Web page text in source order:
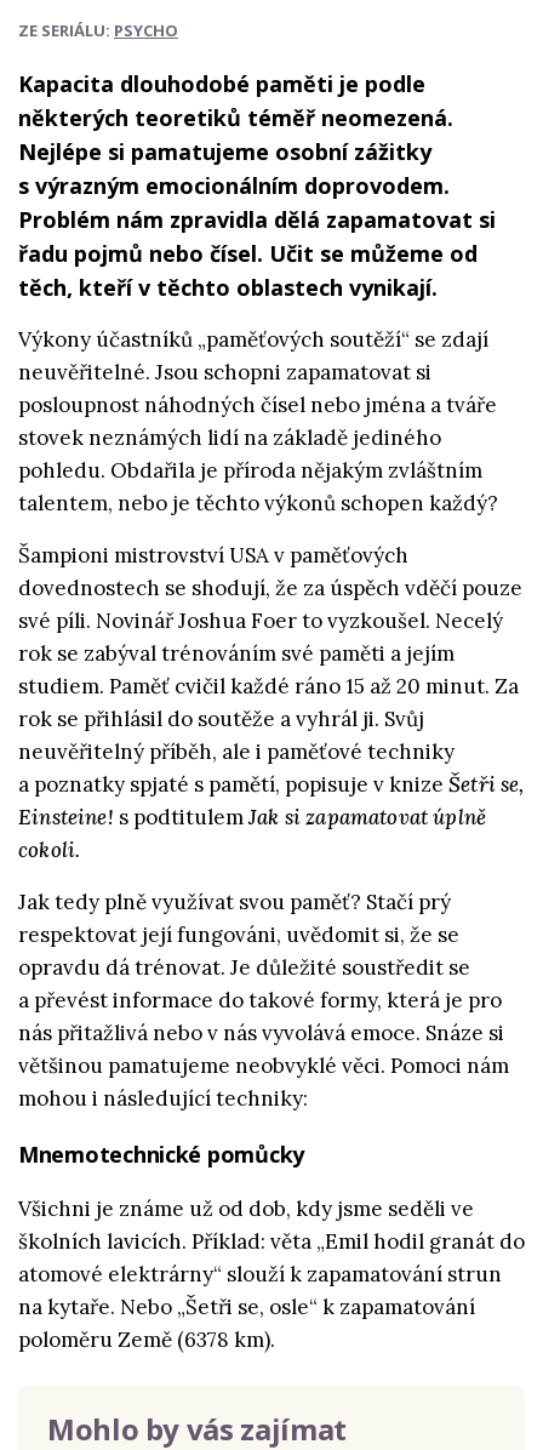
ZE SERIÁLU: PSYCHO
Kapacita dlouhodobé paměti je podle
některých teoretiků téměř neomezená.
Nejlépe si pamatujeme osobní zážitky
s výrazným emocionálním doprovodem.
Problém nám zpravidla dělá zapamatovat si
řadu pojmů nebo čísel. Učit se můžeme od
těch, kteří v těchto oblastech vynikají.
Výkony účastníků „paměťových soutěží“ se zdají
neuvěřitelné. Jsou schopni zapamatovat si
posloupnost náhodných čísel nebo jména a tváře
stovek neznámých lidí na základě jediného
pohledu. Obdařila je příroda nějakým zvláštním
talentem, nebo je těchto výkonů schopen každý?
Šampioni mistrovství USA v paměťových
dovednostech se shodují, že za úspěch vděčí pouze
své píli. Novinář Joshua Foer to vyzkoušel. Necelý
rok se zabýval trénováním své paměti a jejím
studiem. Paměť cvičil každé ráno 15 až 20 minut. Za
rok se přihlásil do soutěže a vyhrál ji. Svůj
neuvěřitelný příběh, ale i paměťové techniky
a poznatky spjaté s pamětí, popisuje v knize Šetři se,
Einsteine! s podtitulemJak si zapamatovat úplně
cokoli.
Jak tedy plně využívat svou paměť? Stačí prý
respektovat její fungováni, uvědomit si, že se
opravdu dá trénovat. Je důležité soustředit se
a převést informace do takové formy, která je pro
nás přitažlivá nebo v nás vyvolává emoce. Snáze si
většinou pamatujeme neobvyklé věci. Pomoci nám
mohou i následující techniky:
Mnemotechnické pomůcky
Všichni je známe už od dob, kdy jsme seděli ve
školních lavicích. Příklad: věta „Emil hodil granát do
atomové elektrárny“ slouží k zapamatování strun
na kytaře. Nebo „Šetři se, osle“ k zapamatování
poloměru Země (6378 km).
Mohlo by vás zajímat